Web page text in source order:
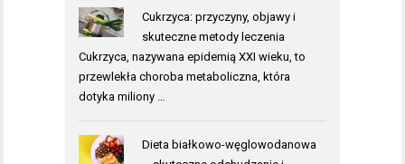
Cukrzyca: przyczyny, objawy i
skuteczne metody leczenia
Cukrzyca, nazywana epidemią XXI wieku, to
przewlekła choroba metaboliczna, która
dotyka miliony …
Dieta białkowo-węglowodanowa